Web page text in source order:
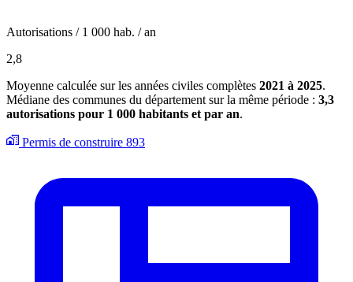
Autorisations / 1 000 hab. / an
2,8
Moyenne calculée sur les années civiles complètes 2021 à 2025.
Médiane des communes du département sur la même période : 3,3
autorisations pour 1 000 habitants et par an.
Permis de construire 893